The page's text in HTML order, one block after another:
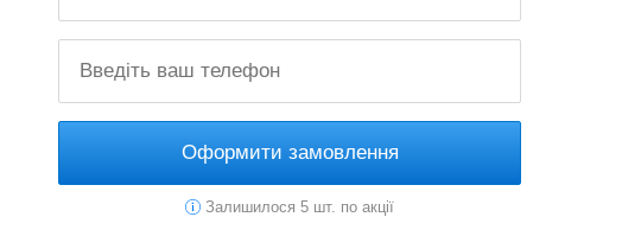
Оформити замовлення
Залишилося 5 шт. по акції